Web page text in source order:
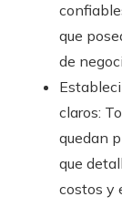
que
de
claros:
quedan
que
costos y